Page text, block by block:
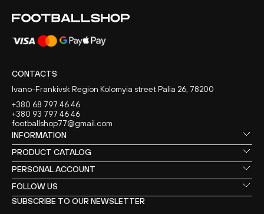
CONTACTS
Ivano-Frankivsk Region Kolomyia street Palia 26, 78200
+380 68 797 46 46
+380 93 797 46 46
footballshop77@gmail.com
INFORMATION
PRODUCT CATALOG
PERSONAL ACCOUNT
FOLLOW US
SUBSCRIBE TO OUR NEWSLETTER